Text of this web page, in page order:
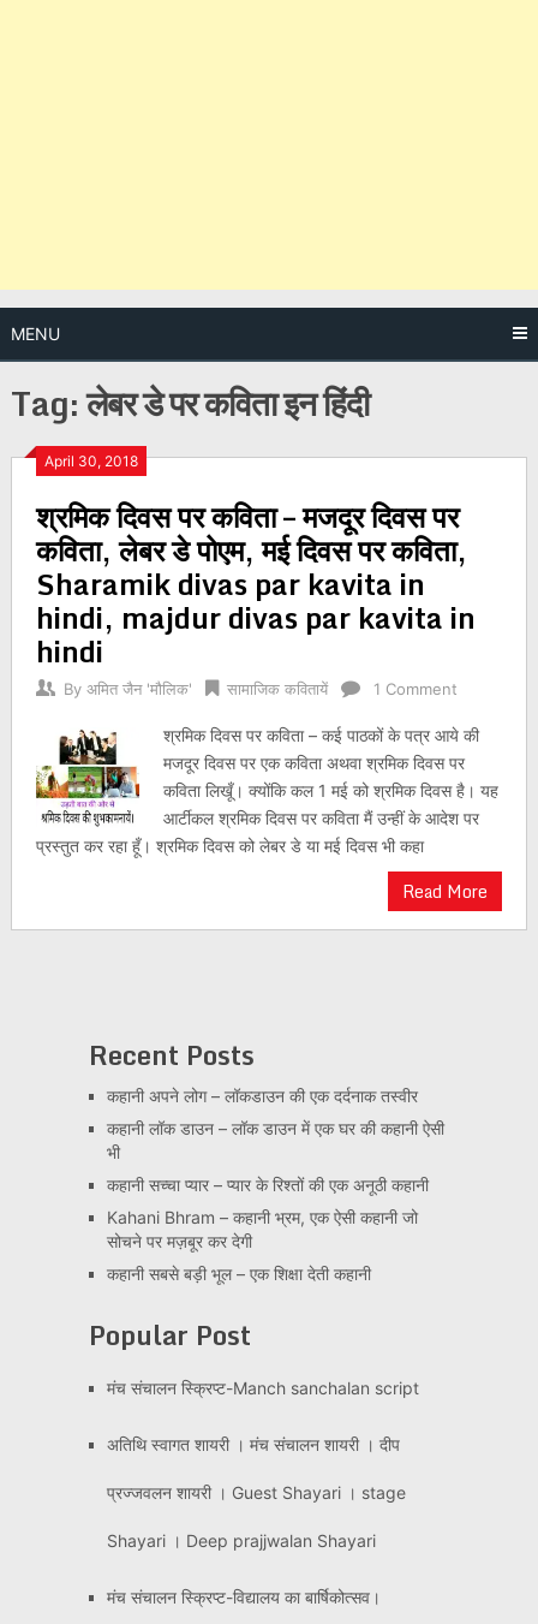
MENU
Tag:लेबर डे पर कविता इन हिंदी
April 30, 2018
श्रमिक दिवस पर कविता – मजदूर दिवस पर
कविता, लेबर डे पोएम, मई दिवस पर कविता,
Sharamik divas par kavita in
hindi, majdur divas par kavita in
hindi
By अमित जैन 'मौलिक' सामाजिक कवितायें 1 Comment
श्रमिक दिवस पर कविता – कई पाठकों के पत्र आये की
मजदूर दिवस पर एक कविता अथवा श्रमिक दिवस पर
कविता लिखूँ। क्योंकि कल 1 मई को श्रमिक दिवस है। यह
आर्टीकल श्रमिक दिवस पर कविता मैं उन्हीं के आदेश पर
प्रस्तुत कर रहा हूँ। श्रमिक दिवस को लेबर डे या मई दिवस भी कहा
Read More
Posts
navigation
Recent Posts
कहानी अपने लोग – लॉकडाउन की एक दर्दनाक तस्वीर
कहानी लॉक डाउन – लॉक डाउन में एक घर की कहानी ऐसी
भी
कहानी सच्चा प्यार – प्यार के रिश्तों की एक अनूठी कहानी
Kahani Bhram – कहानी भ्रम, एक ऐसी कहानी जो
सोचने पर मज़बूर कर देगी
कहानी सबसे बड़ी भूल – एक शिक्षा देती कहानी
Popular Post
मंच संचालन स्क्रिप्ट-Manch sanchalan script
अतिथि स्वागत शायरी । मंच संचालन शायरी । दीप
प्रज्जवलन शायरी । Guest Shayari । stage
Shayari । Deep prajjwalan Shayari
मंच संचालन स्क्रिप्ट-विद्यालय का बार्षिकोत्सव।